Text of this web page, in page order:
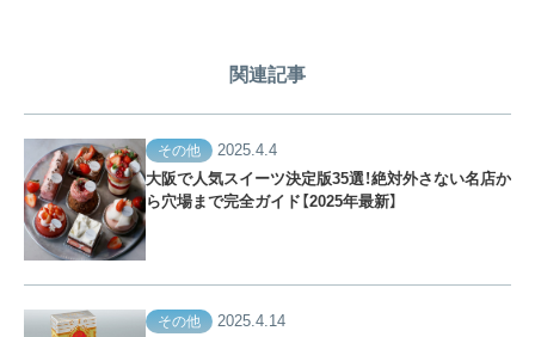
関連記事
その他
2025.4.4
大阪で人気スイーツ決定版35選！絶対外さない名店か
ら穴場まで完全ガイド【2025年最新】
その他
2025.4.14